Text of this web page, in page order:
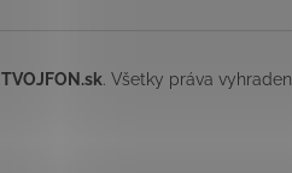
TVOJFON.sk. Všetky práva